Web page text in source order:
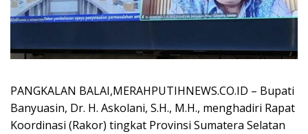
PANGKALAN BALAI,MERAHPUTIHNEWS.CO.ID – Bupati
Banyuasin, Dr. H. Askolani, S.H., M.H., menghadiri Rapat
Koordinasi (Rakor) tingkat Provinsi Sumatera Selatan